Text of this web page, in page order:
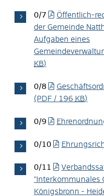
0/7
Öffentlich-
der Gemeinde
Aufgaben eines
KB)
0/8
(PDF / 196 KB)
0/9
0/10
0/11
"Interkommunales
Königsbronn -